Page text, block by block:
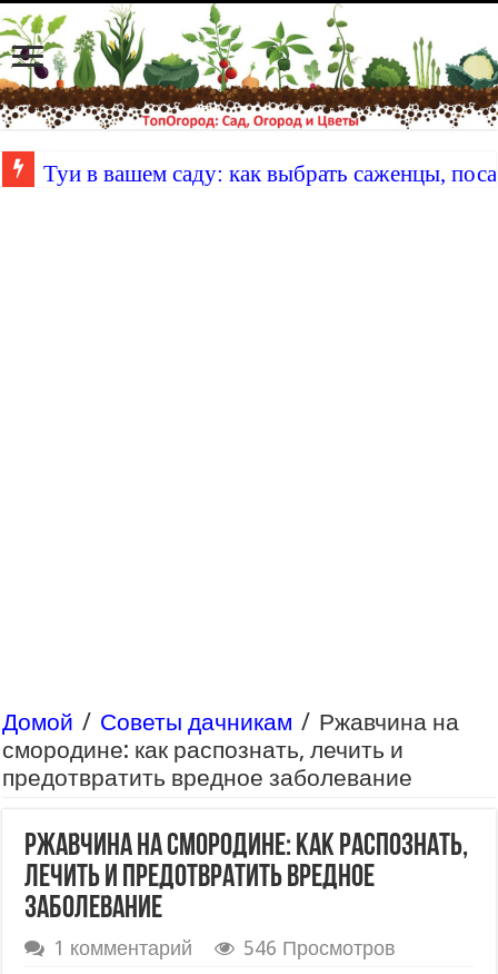
Туи в вашем саду: как выбрать саженцы,
Домой / Советы дачникам / Ржавчина на
смородине: как распознать, лечить и
предотвратить вредное заболевание
Ржавчина на смородине: как распознать,
лечить и предотвратить вредное
заболевание
1 комментарий 546 Просмотров